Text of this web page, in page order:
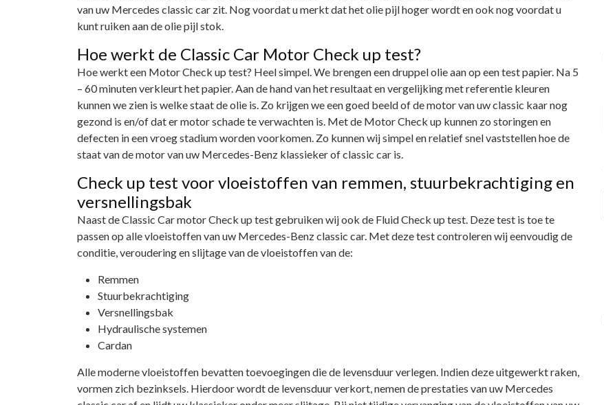
van uw Mercedes classic car zit. Nog voordat u merkt dat het olie pijl hoger wordt en ook nog voordat u
kunt ruiken aan de olie pijl stok.
Hoe werkt de Classic Car Motor Check up test?
Hoe werkt een Motor Check up test? Heel simpel. We brengen een druppel olie aan op een test papier. Na 5
– 60 minuten verkleurt het papier. Aan de hand van het resultaat en vergelijking met referentie kleuren
kunnen we zien is welke staat de olie is. Zo krijgen we een goed beeld of de motor van uw classic kaar nog
gezond is en/of dat er motor schade te verwachten is. Met de Motor Check up kunnen zo storingen en
defecten in een vroeg stadium worden voorkomen. Zo kunnen wij simpel en relatief snel vaststellen hoe de
staat van de motor van uw Mercedes-Benz klassieker of classic car is.
Check up test voor vloeistoffen van remmen, stuurbekrachtiging en
versnellingsbak
Naast de Classic Car motor Check up test gebruiken wij ook de Fluid Check up test. Deze test is toe te
passen op alle vloeistoffen van uw Mercedes-Benz classic car. Met deze test controleren wij eenvoudig de
conditie, veroudering en slijtage van de vloeistoffen van de:
Remmen
Stuurbekrachtiging
Versnellingsbak
Hydraulische systemen
Cardan
Alle moderne vloeistoffen bevatten toevoegingen die de levensduur verlegen. Indien deze uitgewerkt raken,
vormen zich bezinksels. Hierdoor wordt de levensduur verkort, nemen de prestaties van uw Mercedes